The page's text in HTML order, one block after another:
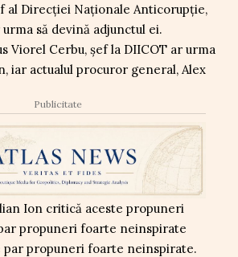
al Direcției Naționale Anticorupție,
să devină adjunctul ei.
Viorel Cerbu, șef la DIICOT ar urma
iar actualul procuror general, Alex
Publicitate
Ion critică aceste propuneri
propuneri foarte neinspirate
par propuneri foarte neinspirate.